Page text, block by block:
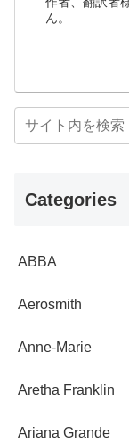
ん。
Categories
ABBA
Aerosmith
Anne-Marie
Aretha Franklin
Ariana Grande